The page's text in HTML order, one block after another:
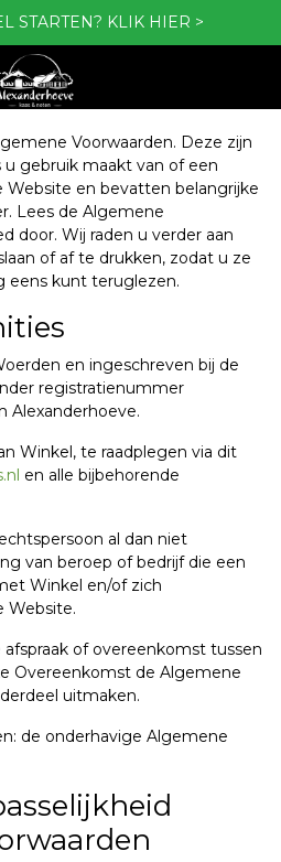
STARTEN? KLIK HIER >
Voorwaarden. Deze zijn
u gebruik maakt van of een
Website en bevatten belangrijke
Lees de Algemene
door. Wij raden u verder aan
of af te drukken, zodat u ze
eens kunt teruglezen.
en ingeschreven bij de
registratienummer
Alexanderhoeve.
Winkel, te raadplegen via dit
en alle bijbehorende
al dan niet
van beroep of bedrijf die een
Winkel en/of zich
Website.
of overeenkomst tussen
Overeenkomst de Algemene
uitmaken.
de onderhavige Algemene